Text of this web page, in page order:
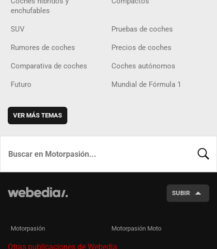
enchufables
SUV Pruebas de coches
Rumores de coches Precios de coches
Comparativa de coches Coches autónomos
Futuro Mundial de Fórmula 1
VER MÁS TEMAS
SUBIR
Motorpasión Motorpasión Moto
Otras publicaciones de Webedia